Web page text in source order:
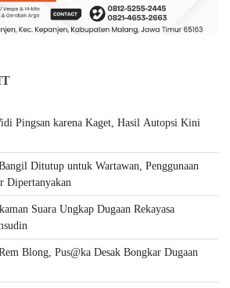
Pingsan karena Kaget, Hasil Autopsi Kini
Ditutup untuk Wartawan, Penggunaan
Dipertanyakan
Suara Ungkap Dugaan Rekayasa
Blong, Pus@ka Desak Bongkar Dugaan